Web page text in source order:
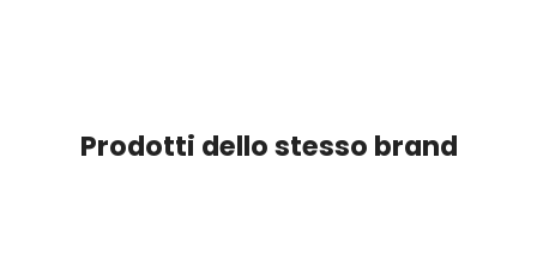
Prodotti dello stesso brand